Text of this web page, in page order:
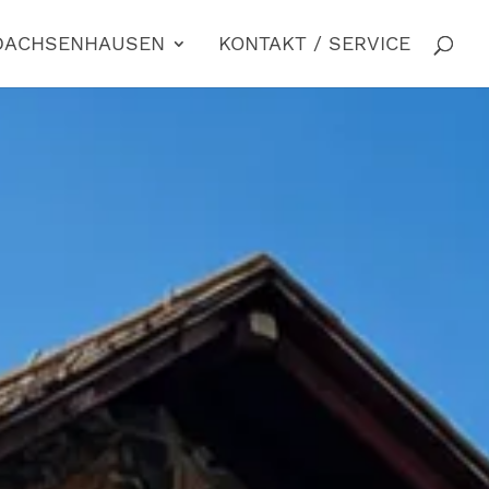
KONTAKT / SERVICE